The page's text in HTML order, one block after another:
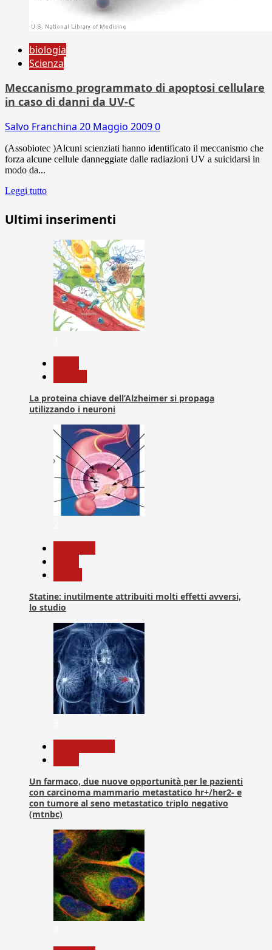
biologia
Scienza
Meccanismo programmato di apoptosi cellulare
in caso di danni da UV-C
Salvo Franchina 20 Maggio 20090
(Assobiotec )Alcuni scienziati hanno identificato il meccanismo che
forza alcune cellule danneggiate dalle radiazioni UV a suicidarsi in
modo da...
Leggi tutto
Ultimi inserimenti
La proteina chiave dell’Alzheimer si propaga
utilizzando i neuroni
Statine: inutilmente attribuiti molti effetti avversi,
lo studio
Un farmaco, due nuove opportunità per le pazienti
con carcinoma mammario metastatico hr+/her2- e
con tumore al seno metastatico triplo negativo
(mtnbc)